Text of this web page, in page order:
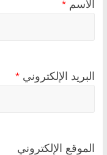
الاسم *
البريد الإلكتروني *
الموقع الإلكتروني